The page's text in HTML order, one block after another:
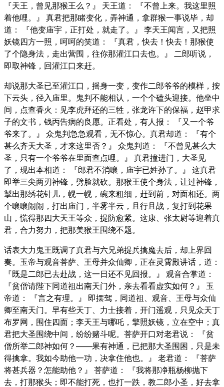
『天王，曾见那猴王么？』 天王道： 『不曾上来。我这里照
着他哩。』 真君把那睹变化，弄神通，拿群猴一事说毕，却
道： 『他变庙宇，正打处，就走了。』 李天王闻言，又把照
妖镜四方一照，呵呵的笑道： 『真君，快去！快去！那猴使
了个隐身法，走出营围，往你那灌江口去也。』 二郎听说，
即取神锋，回灌江口来赶。
却说那大圣已至灌江口，摇身一变，变作二郎爷爷的模样，按
下云头，径入庙里。鬼判不能相认，一个个磕头迎接。他坐中
间，点查香火：见李虎拜还的三牲，张龙许下的保福，赵甲求
子的文书，钱丙告病的良愿。正看处，有人报： 『又一个爷
爷来了。』 众鬼判急急观看，无不惊心。真君却道： 『有个
甚么齐天大圣，才来这里否？』 众鬼判道： 『不曾见甚么大
圣，只有一个爷爷在里面查点哩。』 真君撞进门，大圣见
了，现出本相道： 『郎君不消嚷，庙宇已姓孙了。』 这真君
即举三尖两刃神锋，劈脸就砍。那猴王使个身法，让过神锋，
掣出那绣花针儿，幌一幌，碗来粗细，赶到前，对面相还。两
个嚷嚷闹闹，打出庙门，半雾半云，且行且战，复打到花果
山，慌得那四大天王等众，提防愈紧。这康、张太尉等迎着真
君，合力努力，把那美猴王围绕不题。
话表大力鬼王既调了真君与六兄弟提兵擒魔去后，却上界回
奏。玉帝与观音菩萨、王母并众仙卿，正在灵霄殿讲话，道：
『既是二郎已去赴战，这一日还不见回报。』 观音合掌道：
『贫僧请陛下同道祖出南天门外，亲去看看虚实如何？』 玉
帝道： 『言之有理。』 即摆驾，同道祖、观音、王母与众仙
卿至南天门。早有些天丁、力士接着，开门遥观，只见众天丁
布罗网，围住四面；李天王与哪吒，擎照妖镜，立在空中；真
君把大圣围绕中间，纷纷赌斗呢。菩萨开口对老君说： 『贫
僧所举二郎神如何？——果有神通，已把那大圣围困，只是未
得擒拿。我如今助他一功，决拿住他也。』 老君道： 『菩萨
将甚兵器？怎能助他？』 菩萨道： 『我将那净瓶杨柳抛下
去，打那猴头；即不能打死，也打一跌，教二郎小圣，好去拿